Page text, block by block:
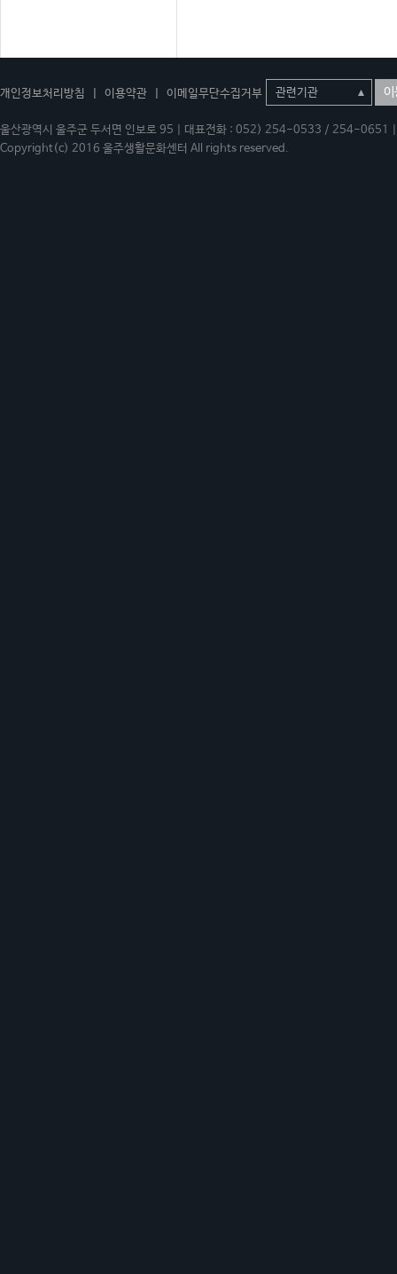
개인정보처리방침 이용약관 이메일무단수집거부 이
울산광역시 울주군 두서면 인보로 95 | 대표전화 : 052) 254-0533 / 254-
Copyright(c) 2016 울주생활문화센터 All rights reserved.